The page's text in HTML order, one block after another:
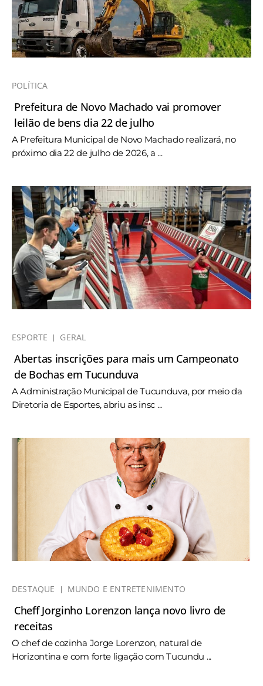
POLÍTICA
Prefeitura de Novo Machado vai promover
leilão de bens dia 22 de julho
A Prefeitura Municipal de Novo Machado realizará, no
próximo dia 22 de julho de 2026, a ...
ESPORTE GERAL
Abertas inscrições para mais um Campeonato
de Bochas em Tucunduva
A Administração Municipal de Tucunduva, por meio da
Diretoria de Esportes, abriu as insc ...
DESTAQUE MUNDO E ENTRETENIMENTO
Cheff Jorginho Lorenzon lança novo livro de
receitas
O chef de cozinha Jorge Lorenzon, natural de
Horizontina e com forte ligação com Tucundu ...